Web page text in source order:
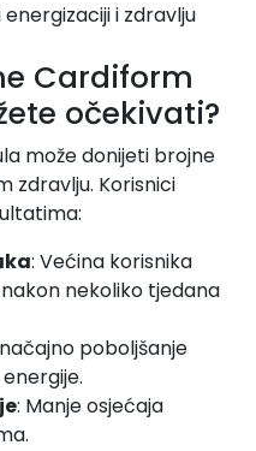
energizaciji i zdravlju
Cardiform
očekivati?
može donijeti brojne
zdravlju. Korisnici
: Većina korisnika
nekoliko tjedana
poboljšanje
: Manje osjećaja